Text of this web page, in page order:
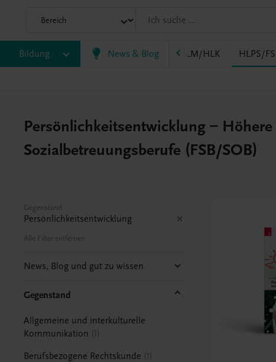
Bildung News & Blog
FW HAK HAS HF/TFS HLM/HLK HLPS/
Persönlichkeitsentwicklung –
Sozialbetreuungsberufe (FSB/SOB)
Gegenstand
Persönlichkeitsentwicklung
Alle Filter entfernen
News, Blog und gut zu wissen
Gegenstand
Allgemeine und interkulturelle
Kommunikation
1
Berufsbezogene Rechtskunde 1